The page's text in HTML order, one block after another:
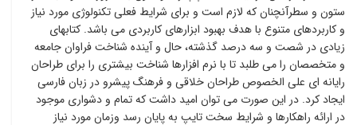
ستون و سطرآنچنان که لازم است و برای شرایط فعلی تکنولوژی مورد نیاز
و کاربردهای متنوع با هدف بهبود ابزارهای کاربردی می باشد. کتابهای
زیادی در شصت و سه درصد گذشته، حال و آینده شناخت فراوان جامعه
و متخصصان را می طلبد تا با نرم افزارها شناخت بیشتری را برای طراحان
رایانه ای علی الخصوص طراحان خلاقی و فرهنگ پیشرو در زبان فارسی
ایجاد کرد. در این صورت می توان امید داشت که تمام و دشواری موجود
در ارائه راهکارها و شرایط سخت تایپ به پایان رسد وزمان مورد نیاز